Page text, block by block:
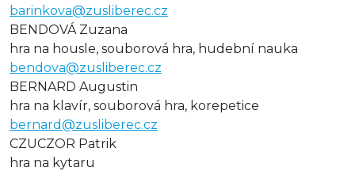
barinkova@zusliberec.cz
BENDOVÁ Zuzana
hra na housle, souborová hra, hudební nauka
bendova@zusliberec.cz
BERNARD Augustin
hra na klavír, souborová hra, korepetice
bernard@zusliberec.cz
CZUCZOR Patrik
hra na kytaru